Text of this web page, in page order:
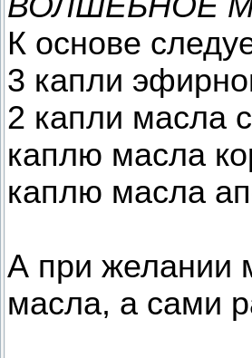
К основе
3 капли
2 капли масла
каплю масла
каплю масла
А при желании
масла, а сами